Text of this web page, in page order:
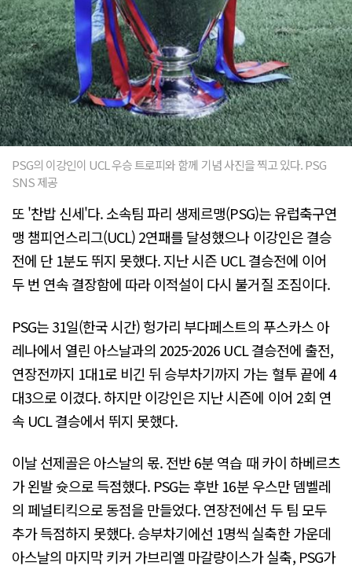
PSG의 이강인이 UCL 우승 트로피와 함께 기념 사진을 찍고 있다. PSG
SNS 제공
또 '찬밥 신세'다. 소속팀 파리 생제르맹(PSG)는 유럽축구연
맹 챔피언스리그(UCL) 2연패를 달성했으나 이강인은 결승
전에 단 1분도 뛰지 못했다. 지난 시즌 UCL 결승전에 이어
두 번 연속 결장함에 따라 이적설이 다시 불거질 조짐이다.
PSG는 31일(한국 시간) 헝가리 부다페스트의 푸스카스 아
레나에서 열린 아스날과의 2025-2026 UCL 결승전에 출전,
연장전까지 1대1로 비긴 뒤 승부차기까지 가는 혈투 끝에 4
대3으로 이겼다. 하지만 이강인은 지난 시즌에 이어 2회 연
속 UCL 결승에서 뛰지 못했다.
이날 선제골은 아스날의 몫. 전반 6분 역습 때 카이 하베르츠
가 왼발 슛으로 득점했다. PSG는 후반 16분 우스만 뎀벨레
의 페널티킥으로 동점을 만들었다. 연장전에선 두 팀 모두
추가 득점하지 못했다. 승부차기에선 1명씩 실축한 가운데
아스날의 마지막 키커 가브리엘 마갈량이스가 실축, PSG가